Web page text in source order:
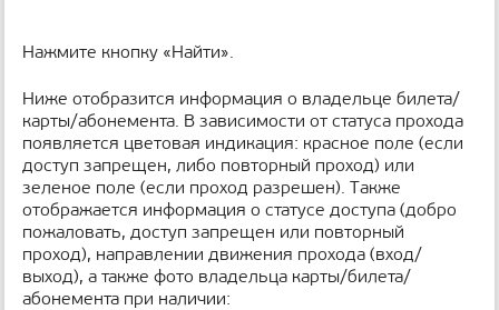
Нажмите кнопку «Найти».
Ниже отобразится информация о владельце билета/
карты/абонемента. В зависимости от статуса прохода
появляется цветовая индикация: красное поле (если
доступ запрещен, либо повторный проход) или
зеленое поле (если проход разрешен). Также
отображается информация о статусе доступа (добро
пожаловать, доступ запрещен или повторный
проход), направлении движения прохода (вход/
выход), а также фото владельца карты/билета/
абонемента при наличии: